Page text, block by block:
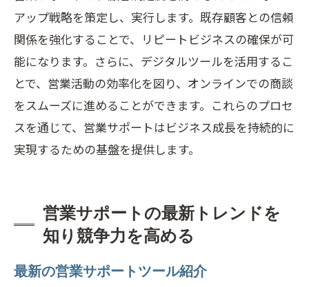
アップ戦略を策定し、実行します。既存顧客との信頼
関係を強化することで、リピートビジネスの確保が可
能になります。さらに、デジタルツールを活用するこ
とで、営業活動の効率化を図り、オンラインでの商談
をスムーズに進めることができます。これらのプロセ
スを通じて、営業サポートはビジネス成長を持続的に
実現するための基盤を提供します。
営業サポートの最新トレンドを
知り競争力を高める
最新の営業サポートツール紹介